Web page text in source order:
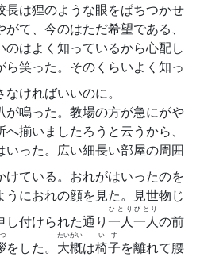
長は狸のような眼をぱちつかせ
て、今のはただ希望である、
はよく知っているから心配し
笑った。そのくらいよく知っ
なければいいのに。
鳴った。教場の方が急にがや
揃いましたろうと云うから、
った。広い細長い部屋の周囲
けている。おれがはいったのを
うにおれの顔を見た。見世物じ
付けられた通り一人一人
ひとりびとり
の前
をした。 大概
たいがい
は椅子
いす
を離れて腰